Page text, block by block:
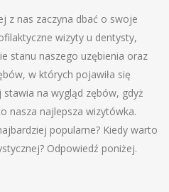
z nas zaczyna dbać o swoje
wizyty u dentysty,
stanu naszego uzębienia oraz
w których pojawiła się
na wygląd zębów, gdyż
nasza najlepsza wizytówka.
popularne? Kiedy warto
Odpowiedź poniżej.